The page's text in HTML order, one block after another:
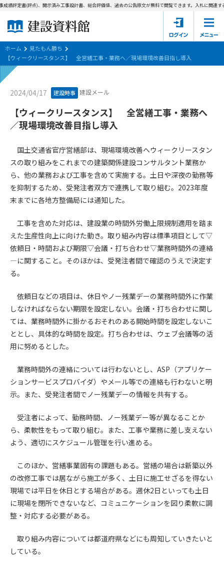
建設資料館とは
東京都の入札資料
国土交通省の入札資料
見たもん勝ち
会員登録について
サポーター会員一覧
会社概要 お問い合わせ
会員規約
評定書(評点)、開示済み工事設計書、総合評価値、過去の公告原文が無料で閲覧できます。入札に関連する
ホーム
見たもん勝ち
【ウィークリースタンス】 全営繕工事・業務へ／現場環境改善目指し導入
2024/04/17 建設時事 建設メール
【ウィークリースタンス】 全営繕工事・業務へ
／現場環境改善目指し導入
国土交通省官庁営繕部は、現場環境改善へウィークリースタン
スの取り組みをこれまでの建築関係建設コンサルタント業務か
ら、他の業務および工事を含めて実施する。土日や深夜の勤務等
を抑制するため、受発注者双方で連携して取り組む。2023年度
末までに各地方整備局には通知した。
工事を含めた対応は、建設業の時間外労働上限規制適用を踏ま
えた生産性向上に向けた動き。取り組み内容は標準項目として▽
依頼日・時間および期限▽会議・打ち合わせ▽業務時間外の連絡
―に関すること。そのほかは、受発注者間で確認のうえで決定す
る。
依頼日などの項目は、休日やノー残業デーの業務時間外に作業
しなければならない期限を設定しない。会議・打ち合わせに関し
ては、業務時間外に掛かるおそれのある開始時間を設定しないこ
ととし、具体的な時間を設定。打ち合わせは、ウェブ会議等の活
用に努めるとした。
業務時間外の連絡については行わないとし、ASP（アプリケー
ションサービスプロバイダ）やメール等での連絡も行わないと明
示。また、受発注者間でノー残業デーの情報を共有する。
受注者によって、勤務時間、ノー残業デー等が異なることか
ら、柔軟性をもって取り組む。また、工事や業務に差し支えない
よう、適切にスケジュール管理を行い進める。
このほか、営繕事業固有の課題もある。営繕の場合は新築以外
の改修工事では居ながら施工が多く、土日に施工せざるを得ない
現場では平日を休日とする場合がある。週休2日といっても土日
に現場を閉所できないなど、コミュニケーションを図り柔軟に調
整・対応する必要がある。
取り組み内容については都道府県などにも周知していきたいと
している。
第1条（規約の目的）
会員サービスの利用条件等について定めるものです。
2. 管理者が建設資料館WEB上で随時掲載するルールは本規約の
一部を構成するものとします。
第2条（規約の変更）
本規約は、会員の了承を得ることなく、随時変更されることが
ちに全ての会員が了承したものとみなします。
第4条（会員審査および資格の取り消し）
会員とは、本規約を承諾の上、所定の会員申込手続きを完了
1. 管理者は前条により審査の結果、会員申込みをした者が以下
の何れかの項目に該当することがわかった場合、その者の会
員としての権限を承認しないことがあります。
(1) 会員申し込みをした者が実在しなかった場合
(2) 本規約に違反した場合/li>
(4) 会員申込者が管理者所定の手続き通りに会員申込手続き処
理を行わなかった場合
(5) その他管理者が会員とすることを不適当と判断した場合
当することが判明した場合、会員資格を取り消すことがあり
ます。
1. 会員は申込の際に管理者が発行したIDおよびパスワードの使
用および管理について責任を負うものとします。
2. 会員は、自己のIDおよびパスワードを、貸与、譲渡、売買、
その他形態を問わず、第三者に利用させることはできませ
ん。
3. 会員は、IDおよびパスワードの管理不十分、使用上の過誤、
を負うものとし、管理者は一切責任を負いません。